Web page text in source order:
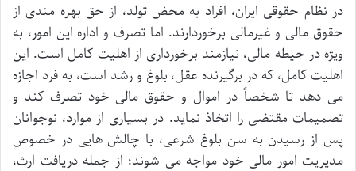
در نظام حقوقی ایران، افراد به محض تولد، از حق بهره مندی از
حقوق مالی و غیرمالی برخوردارند. اما تصرف و اداره این امور، به
ویژه در حیطه مالی، نیازمند برخورداری از اهلیت کامل است. این
اهلیت کامل، که در برگیرنده عقل، بلوغ و رشد است، به فرد اجازه
می دهد تا شخصاً در اموال و حقوق مالی خود تصرف کند و
تصمیمات مقتضی را اتخاذ نماید. در بسیاری از موارد، نوجوانان
پس از رسیدن به سن بلوغ شرعی، با چالش هایی در خصوص
مدیریت امور مالی خود مواجه می شوند؛ از جمله دریافت ارث،